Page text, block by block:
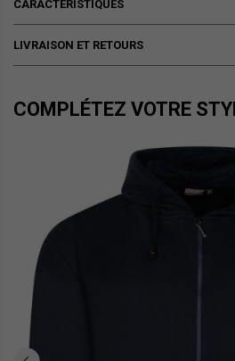
CARACTÉRISTIQUES
LIVRAISON ET RETOURS
COMPLÉTEZ VOTRE